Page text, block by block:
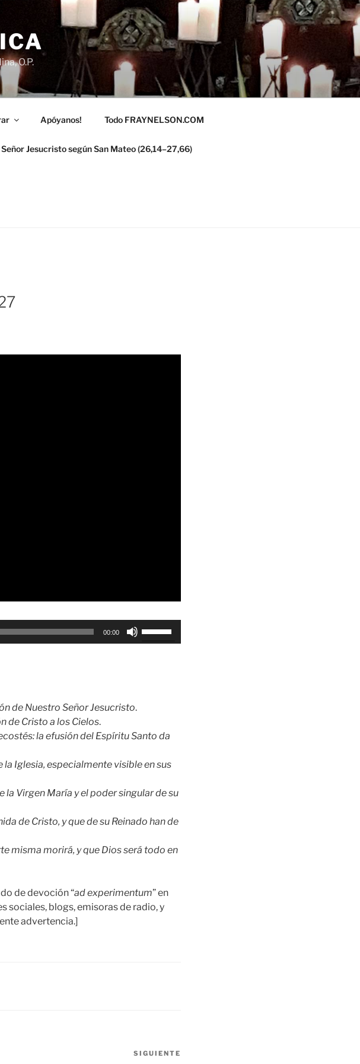
O.P.
Apóyanos! Todo FRAYNELSON.COM
Jesucristo según San Mateo (26,14–27,66)
00:00
o
el
de Nuestro Señor Jesucristo.
de Cristo a los Cielos.
la efusión del Espíritu Santo da
la Iglesia, especialmente visible en sus
la Virgen María y el poder singular de su
de Cristo, y que de su Reinado han de
misma morirá, y que Dios será todo en
de devoción “ad experimentum” en
sociales, blogs, emisoras de radio, y
advertencia.]
SIGUIENTE